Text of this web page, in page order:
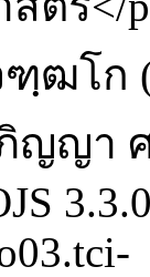
ฒโก
ญญา